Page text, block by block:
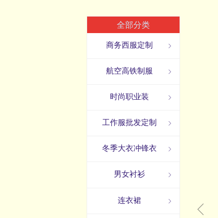
ꁆ
全部分类
ꁇ
商务西服定制
ꁇ
航空高铁制服
ꁇ
时尚职业装
ꁇ
工作服批发定制
ꁇ
冬季大衣冲锋衣
ꁇ
男女衬衫
ꁇ
连衣裙